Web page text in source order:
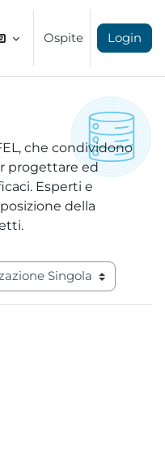
Ospite Login
che condividono
progettare ed
Esperti e
della
terziaria modalità